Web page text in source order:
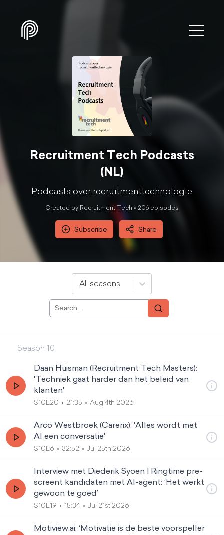
Recruitment Tech Podcasts
(NL)
Podcasts over recruitmenttechnologie
Created by Recruitment Tech • 206episodes
Subscribe Share
All seasons
Season 10
Daan Huisman (Recruitment Tech Masters):
'Techniek gaat harder dan het beleid van
klanten'
S10E20 21:35 Aug 4th 2026
Arco Westbroek (Carerix): 'Alles wordt met
AI een conversatie'
S10E6 32:52 Jul 25th 2026
Interview met Diederik Syoen | Ringtime pre-
screent kandidaten met AI-agent: ‘Het werkt
gewoon te goed’
S10E19 15:34 Jul 21st 2026
Motiview.ai: ‘Motivatie is de beste voorspeller